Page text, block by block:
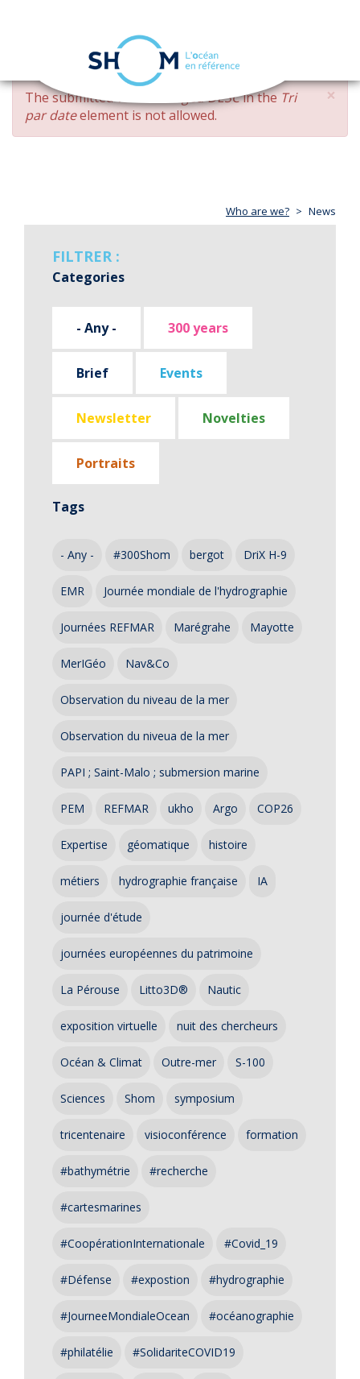
Skip
main
content
navigation
×
ERROR
MESSAGE
The submitted value changed DESCin the Tri
par dateelement is not allowed.
Who are we? News
FILTRER :
Categories
- Any - 300 years
Brief Events
Newsletter Novelties
Portraits
Tags
- Any - #300Shom bergot DriX H-9
EMR Journée mondiale de l'hydrographie
Journées REFMAR Marégrahe Mayotte
MerIGéo Nav&Co
Observation du niveau de la mer
Observation du niveua de la mer
PAPI ; Saint-Malo ; submersion marine
PEM REFMAR ukho Argo COP26
Expertise géomatique histoire
métiers hydrographie française IA
journée d'étude
journées européennes du patrimoine
La Pérouse Litto3D® Nautic
exposition virtuelle nuit des chercheurs
Océan & Climat Outre-mer S-100
Sciences Shom symposium
tricentenaire visioconférence formation
#bathymétrie #recherche
#cartesmarines
#CoopérationInternationale #Covid_19
#Défense #expostion #hydrographie
#JourneeMondialeOcean #océanographie
#philatélie #SolidariteCOVID19